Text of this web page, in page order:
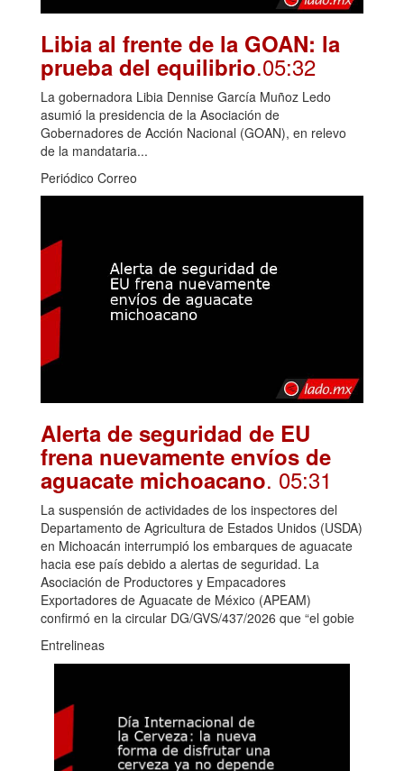
Libia al frente de la GOAN: la
prueba del equilibrio.05:32
La gobernadora Libia Dennise García Muñoz Ledo
asumió la presidencia de la Asociación de
Gobernadores de Acción Nacional (GOAN), en relevo
de la mandataria...
Periódico Correo
Alerta de seguridad de EU
frena nuevamente envíos de
aguacate michoacano. 05:31
La suspensión de actividades de los inspectores del
Departamento de Agricultura de Estados Unidos (USDA)
en Michoacán interrumpió los embarques de aguacate
hacia ese país debido a alertas de seguridad. La
Asociación de Productores y Empacadores
Exportadores de Aguacate de México (APEAM)
confirmó en la circular DG/GVS/437/2026 que “el gobie
Entrelineas